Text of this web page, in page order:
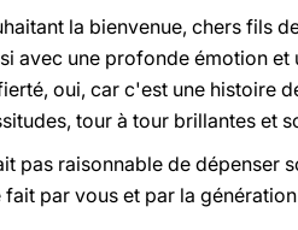
la bienvenue, chers fils
avec une profonde émotion
oui, car c'est une histoire
tour à tour brillantes et
pas raisonnable de dépenser
fait par vous et par la